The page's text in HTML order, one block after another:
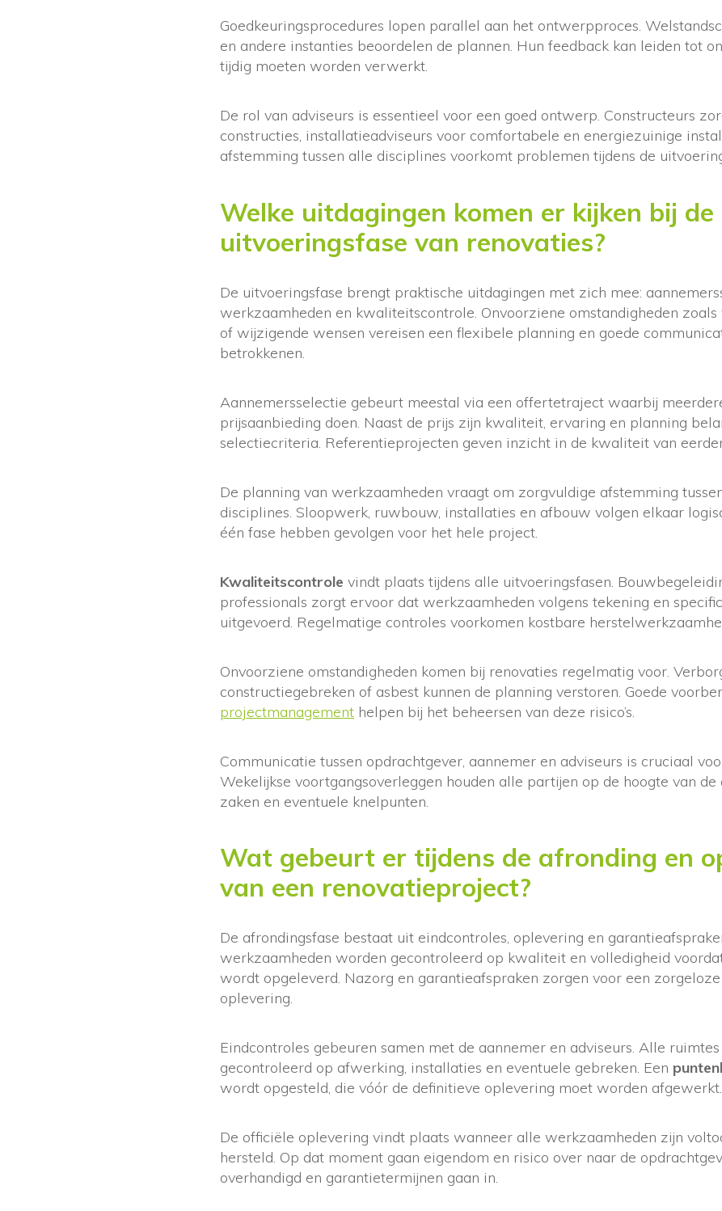
Goedkeuringsprocedures lopen parallel aan het ontwerpproces.
en andere instanties beoordelen de plannen. Hun feedback kan leiden tot
tijdig moeten worden verwerkt.
De rol van adviseurs is essentieel voor een goed ontwerp. Constructeurs
constructies, installatieadviseurs voor comfortabele en energiezuinige
afstemming tussen alle disciplines voorkomt problemen tijdens de
Welke uitdagingen komen er kijken bij de
uitvoeringsfase van renovaties?
De uitvoeringsfase brengt praktische uitdagingen met zich mee:
werkzaamheden en kwaliteitscontrole. Onvoorziene omstandigheden
of wijzigende wensen vereisen een flexibele planning en goede
betrokkenen.
Aannemersselectie gebeurt meestal via een offertetraject waarbij
prijsaanbieding doen. Naast de prijs zijn kwaliteit, ervaring en planning
selectiecriteria. Referentieprojecten geven inzicht in de kwaliteit van
De planning van werkzaamheden vraagt om zorgvuldige afstemming
disciplines. Sloopwerk, ruwbouw, installaties en afbouw volgen elkaar
één fase hebben gevolgen voor het hele project.
Kwaliteitscontrole vindt plaats tijdens alle uitvoeringsfasen.
professionals zorgt ervoor dat werkzaamheden volgens tekening en
uitgevoerd. Regelmatige controles voorkomen kostbare
Onvoorziene omstandigheden komen bij renovaties regelmatig voor.
constructiegebreken of asbest kunnen de planning verstoren. Goede
projectmanagement helpen bij het beheersen van deze risico’s.
Communicatie tussen opdrachtgever, aannemer en adviseurs is cruciaal
Wekelijkse voortgangsoverleggen houden alle partijen op de hoogte van de
zaken en eventuele knelpunten.
Wat gebeurt er tijdens de afronding en
van een renovatieproject?
De afrondingsfase bestaat uit eindcontroles, oplevering en
werkzaamheden worden gecontroleerd op kwaliteit en volledigheid
wordt opgeleverd. Nazorg en garantieafspraken zorgen voor een
oplevering.
Eindcontroles gebeuren samen met de aannemer en adviseurs. Alle
gecontroleerd op afwerking, installaties en eventuele gebreken. Een
wordt opgesteld, die vóór de definitieve oplevering moet worden afgewerkt.
De officiële oplevering vindt plaats wanneer alle werkzaamheden zijn
hersteld. Op dat moment gaan eigendom en risico over naar de
overhandigd en garantietermijnen gaan in.